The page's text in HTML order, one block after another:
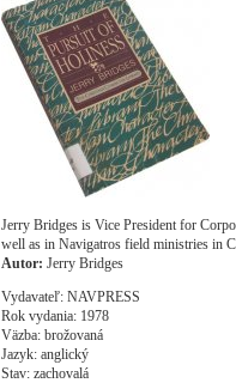
Jerry Bridges is Vice President for
well as in Navigatros field ministries in
Autor: Jerry Bridges
Vydavateľ: NAVPRESS
Rok vydania: 1978
Väzba: brožovaná
Jazyk: anglický
Stav: zachovalá